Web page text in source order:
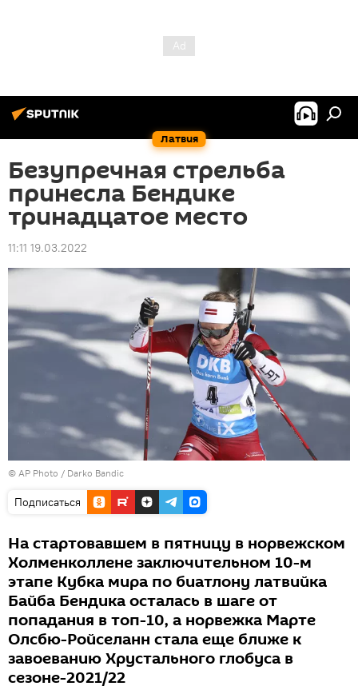
Латвия
Безупречная стрельба
принесла Бендике
тринадцатое место
11:11 19.03.2022
© AP Photo / Darko Bandic
Подписаться
На стартовавшем в пятницу в норвежском
Холменколлене заключительном 10-м
этапе Кубка мира по биатлону латвийка
Байба Бендика осталась в шаге от
попадания в топ-10, а норвежка Марте
Олсбю-Ройселанн стала еще ближе к
завоеванию Хрустального глобуса в
сезоне-2021/22